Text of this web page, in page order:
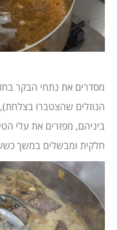
מסדרים את נתחי הבקר
הנוזלים שהצטברו בצלחת),
ביניהם, מפזרים את עלי
חלקית ומבשלים במשך